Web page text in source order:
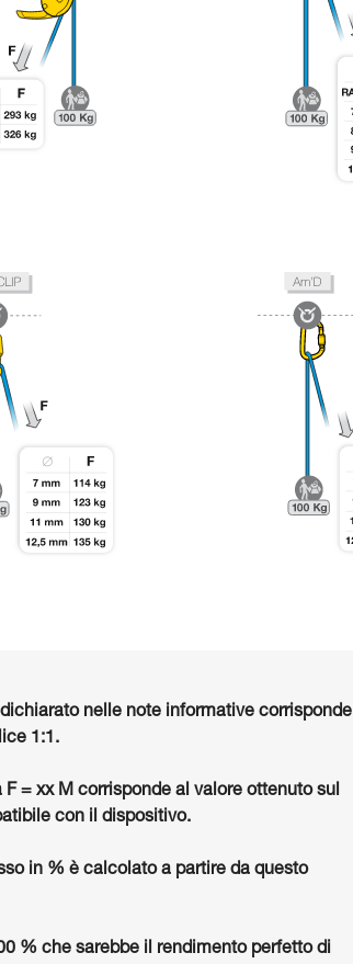
nelle note informative corrisponde
1:1.
= xx M corrisponde al valore ottenuto sul
con il dispositivo.
in % è calcolato a partire da questo
% che sarebbe il rendimento perfetto di